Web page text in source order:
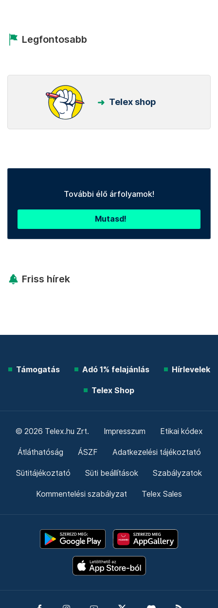
Legfontosabb
Telex shop
További élő árfolyamok!
Mutasd!
Friss hírek
Támogatás Adó 1% felajánlás Hírlevelek
Telex Shop
© 2026 Telex.hu Zrt. Impresszum Etikai kódex
Átláthatóság ÁSZF Adatkezelési tájékoztató
Sütitájékoztató Süti beállítások Szabályzatok
Kommentelési szabályzat Telex Sales